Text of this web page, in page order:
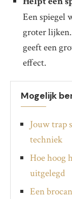
Een spiegel
groter
geeft een
effect.
Mogelijk
Jouw trap
techniek
Hoe hoog
uitgelegd
Een